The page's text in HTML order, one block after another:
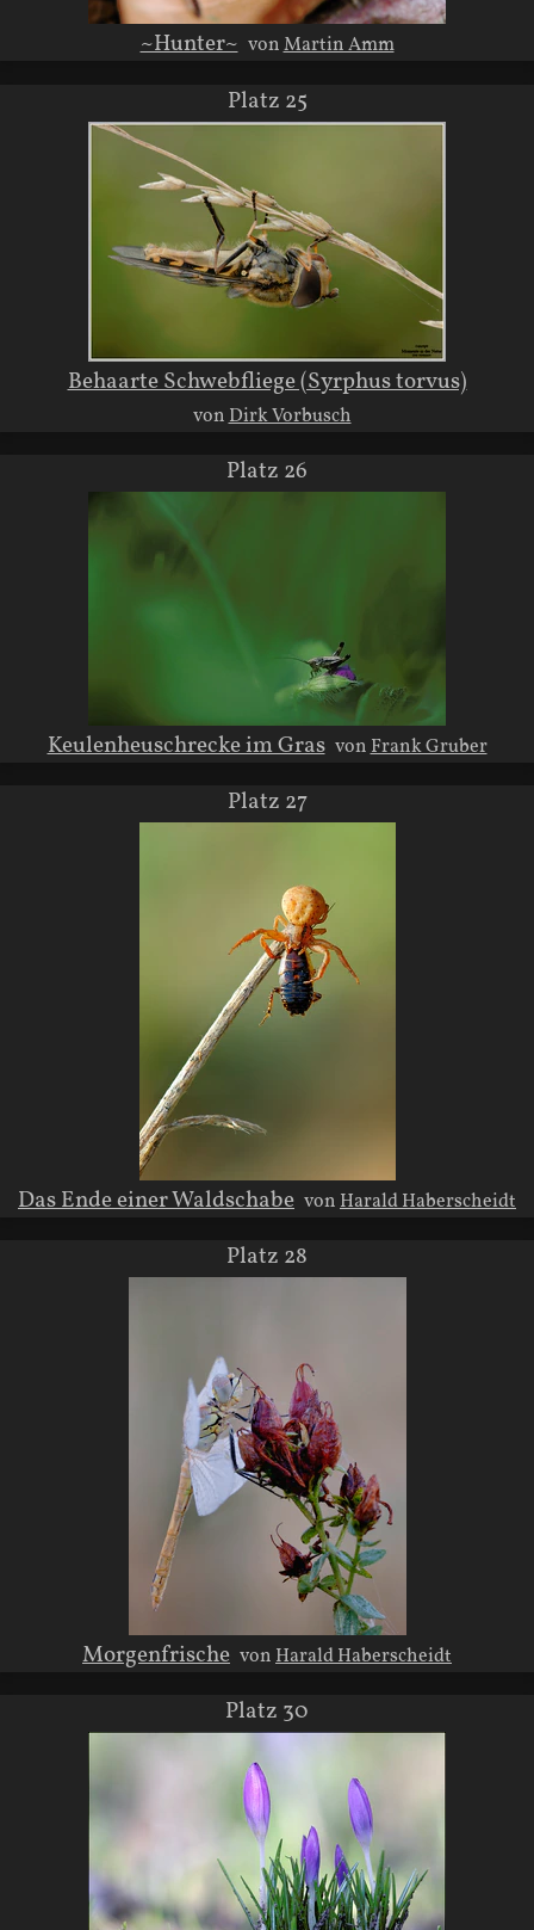
~Hunter~ vonMartin Amm
Platz 25
Behaarte Schwebfliege (Syrphus torvus)
vonDirk Vorbusch
Platz 26
Keulenheuschrecke im Gras vonFrank Gruber
Platz 27
Das Ende einer Waldschabe vonHarald Haberscheidt
Platz 28
Morgenfrische vonHarald Haberscheidt
Platz 30